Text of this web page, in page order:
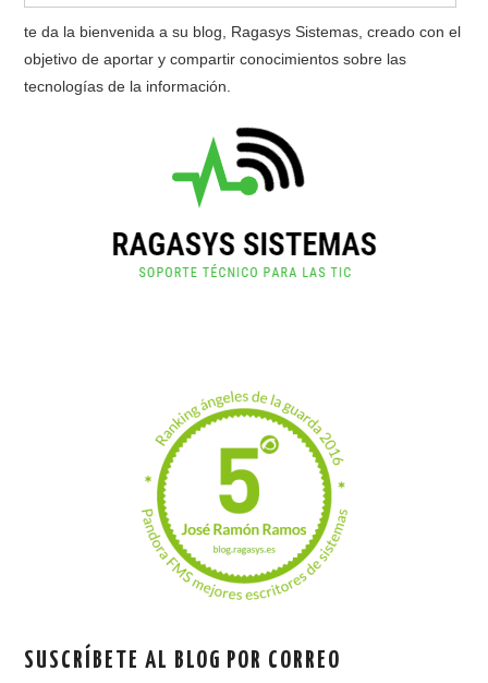
te da la bienvenida a su blog, Ragasys Sistemas, creado con el
objetivo de aportar y compartir conocimientos sobre las
tecnologías de la información.
SUSCRÍBETE AL BLOG POR CORREO